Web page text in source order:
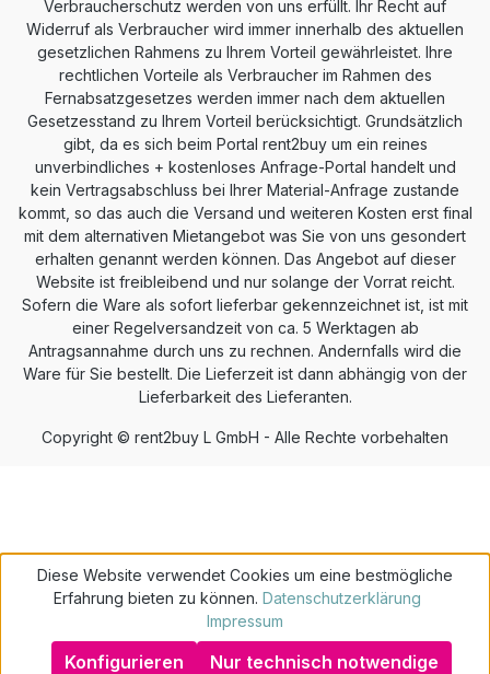
Verbraucherschutz werden von uns erfüllt. Ihr Recht auf
Widerruf als Verbraucher wird immer innerhalb des aktuellen
gesetzlichen Rahmens zu Ihrem Vorteil gewährleistet. Ihre
rechtlichen Vorteile als Verbraucher im Rahmen des
Fernabsatzgesetzes werden immer nach dem aktuellen
Gesetzesstand zu Ihrem Vorteil berücksichtigt. Grundsätzlich
gibt, da es sich beim Portal rent2buy um ein reines
unverbindliches + kostenloses Anfrage-Portal handelt und
kein Vertragsabschluss bei Ihrer Material-Anfrage zustande
kommt, so das auch die Versand und weiteren Kosten erst final
mit dem alternativen Mietangebot was Sie von uns gesondert
erhalten genannt werden können. Das Angebot auf dieser
Website ist freibleibend und nur solange der Vorrat reicht.
Sofern die Ware als sofort lieferbar gekennzeichnet ist, ist mit
einer Regelversandzeit von ca. 5 Werktagen ab
Antragsannahme durch uns zu rechnen. Andernfalls wird die
Ware für Sie bestellt. Die Lieferzeit ist dann abhängig von der
Lieferbarkeit des Lieferanten.
Copyright © rent2buy L GmbH - Alle Rechte vorbehalten
Diese Website verwendet Cookies um eine bestmögliche
Erfahrung bieten zu können. Datenschutzerklärung
Impressum
Nur technisch notwendige
Konfigurieren